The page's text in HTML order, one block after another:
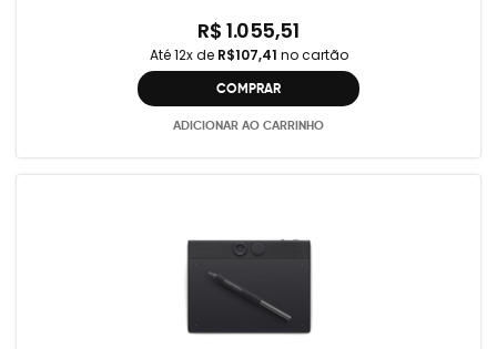
R$ 1.055,51
Até 12x de R$107,41 no cartão
COMPRAR
ADICIONAR AO CARRINHO